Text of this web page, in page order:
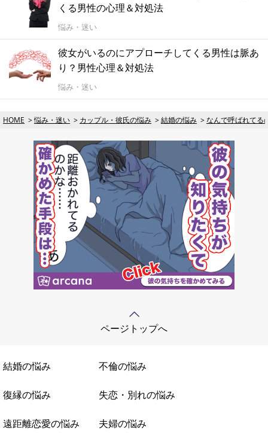
くる男性の心理＆対処法
悩み・迷い
彼女がいるのにアプローチしてくる男性は脈あ
り？男性心理＆対処法
悩み・迷い
HOME 悩み・迷い カップル・彼氏の悩み 結婚の悩み なんで呼ばれてる
ページトップへ
結婚の悩み 不倫の悩み
復縁の悩み 失恋・別れの悩み
遠距離恋愛の悩み 夫婦の悩み